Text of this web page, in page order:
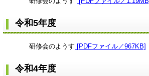
令和5年度
研修会のようす [PDFファイル／967KB]
令和4年度